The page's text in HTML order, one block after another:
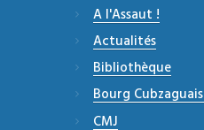
A l'Assaut !
Actualités
Bibliothèque
Bourg
CMJ